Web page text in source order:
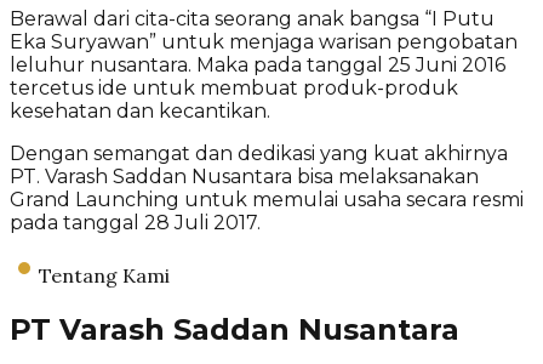
Berawal dari cita-cita seorang anak bangsa “I Putu
Eka Suryawan” untuk menjaga warisan pengobatan
leluhur nusantara. Maka pada tanggal 25 Juni 2016
tercetus ide untuk membuat produk-produk
kesehatan dan kecantikan.
Dengan semangat dan dedikasi yang kuat akhirnya
PT. Varash Saddan Nusantara bisa melaksanakan
Grand Launching untuk memulai usaha secara resmi
pada tanggal 28 Juli 2017.
Tentang Kami
PT Varash Saddan Nusantara